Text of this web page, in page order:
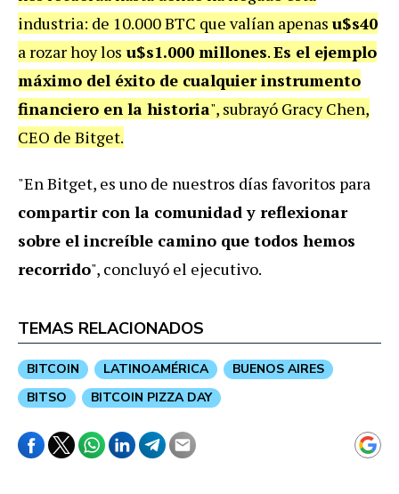
industria: de 10.000 BTC que valían apenas u$s40
a rozar hoy los u$s1.000 millones.Es el ejemplo
máximo del éxito de cualquier instrumento
financiero en la historia", subrayó Gracy Chen,
CEO de Bitget.
"En Bitget, es uno de nuestros días favoritos para
compartir con la comunidad y reflexionar
sobre el increíble camino que todos hemos
recorrido", concluyó el ejecutivo.
TEMAS RELACIONADOS
BITCOIN LATINOAMÉRICA
BUENOS AIRES
BITSO
BITCOIN PIZZA DAY